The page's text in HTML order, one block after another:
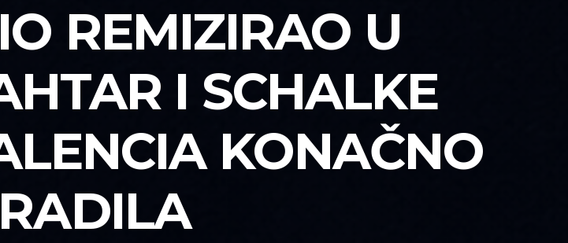
REMIZIRAO U
I SCHALKE
KONAČNO